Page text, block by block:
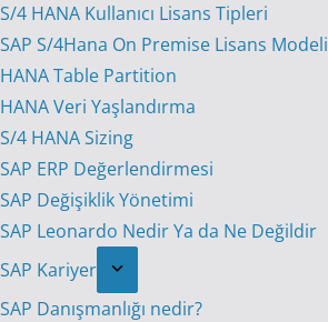
S/4 HANA Kullanıcı Lisans Tipleri
SAP S/4Hana On Premise Lisans Modeli
HANA Table Partition
HANA Veri Yaşlandırma
S/4 HANA Sizing
SAP ERP Değerlendirmesi
SAP Değişiklik Yönetimi
SAP Leonardo Nedir Ya da Ne Değildir
SAP Kariyer
SAP Danışmanlığı nedir?